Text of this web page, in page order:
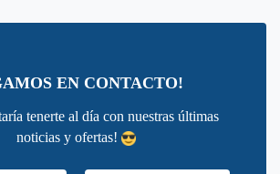
EN CONTACTO!
tenerte al día con nuestras últimas
noticias y ofertas!